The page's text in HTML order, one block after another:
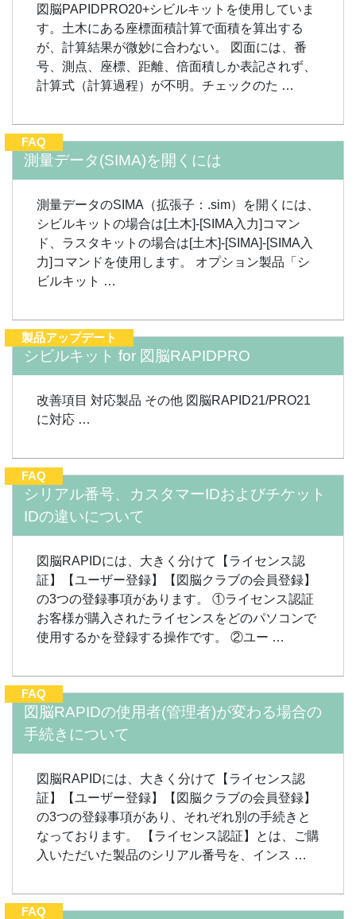
図脳PAPIDPRO20+シビルキットを使用していま
す。土木にある座標面積計算で面積を算出する
が、計算結果が微妙に合わない。 図面には、番
号、測点、座標、距離、倍面積しか表記されず、
計算式（計算過程）が不明。チェックのた …
FAQ
測量データ(SIMA)を開くには
測量データのSIMA（拡張子：.sim）を開くには、
シビルキットの場合は[土木]-[SIMA入力]コマン
ド、ラスタキットの場合は[土木]-[SIMA]-[SIMA入
力]コマンドを使用します。 オプション製品「シ
ビルキット …
製品アップデート
シビルキット for 図脳RAPIDPRO
改善項目 対応製品 その他 図脳RAPID21/PRO21
に対応 …
FAQ
シリアル番号、カスタマーIDおよびチケット
IDの違いについて
図脳RAPIDには、大きく分けて【ライセンス認
証】【ユーザー登録】【図脳クラブの会員登録】
の3つの登録事項があります。 ①ライセンス認証
お客様が購入されたライセンスをどのパソコンで
使用するかを登録する操作です。 ②ユー …
FAQ
図脳RAPIDの使用者(管理者)が変わる場合の
手続きについて
図脳RAPIDには、大きく分けて【ライセンス認
証】【ユーザー登録】【図脳クラブの会員登録】
の3つの登録事項があり、それぞれ別の手続きと
なっております。 【ライセンス認証】とは、ご購
入いただいた製品のシリアル番号を、インス …
FAQ